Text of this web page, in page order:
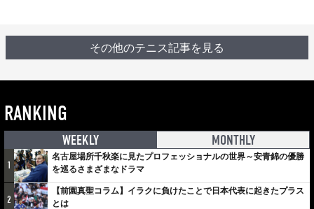
その他のテニス記事を見る
RANKING
WEEKLY MONTHLY
1
名古屋場所千秋楽に見たプロフェッショナルの世界～安青錦の優勝
を巡るさまざまなドラマ
2
【前園真聖コラム】イラクに負けたことで日本代表に起きたプラス
とは